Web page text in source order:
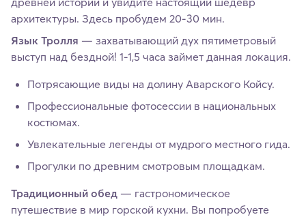
архитектуры. Здесь пробудем 20-30 мин.
Язык Тролля — захватывающий дух пятиметровый
выступ над бездной! 1-1,5 часа займет данная локация.
Потрясающие виды на долину Аварского Койсу.
Профессиональные фотосессии в национальных
костюмах.
Увлекательные легенды от мудрого местного гида.
Прогулки по древним смотровым площадкам.
Традиционный обед — гастрономическое
путешествие в мир горской кухни. Вы попробуете